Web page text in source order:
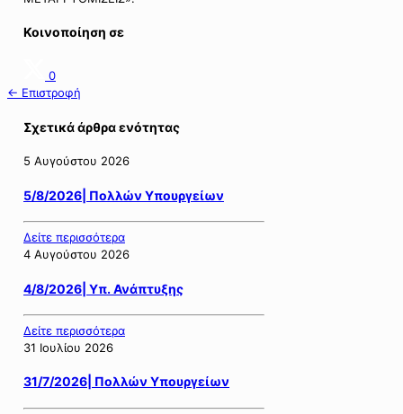
Κοινοποίηση σε
0
← Επιστροφή
Σχετικά άρθρα ενότητας
5 Αυγούστου 2026
5/8/2026| Πολλών Υπουργείων
Δείτε περισσότερα
4 Αυγούστου 2026
4/8/2026| Υπ. Ανάπτυξης
Δείτε περισσότερα
31 Ιουλίου 2026
31/7/2026| Πολλών Υπουργείων